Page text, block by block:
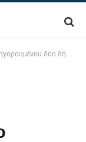
μικρών νησιών της Δωδεκανήσου